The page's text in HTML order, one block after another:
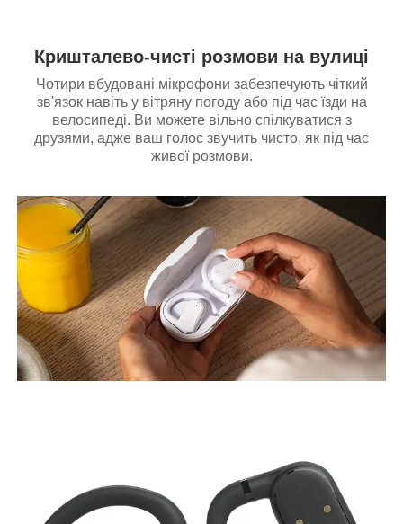
Кришталево-чисті розмови на вулиці
Чотири вбудовані мікрофони забезпечують чіткий
зв'язок навіть у вітряну погоду або під час їзди на
велосипеді. Ви можете вільно спілкуватися з
друзями, адже ваш голос звучить чисто, як під час
живої розмови.